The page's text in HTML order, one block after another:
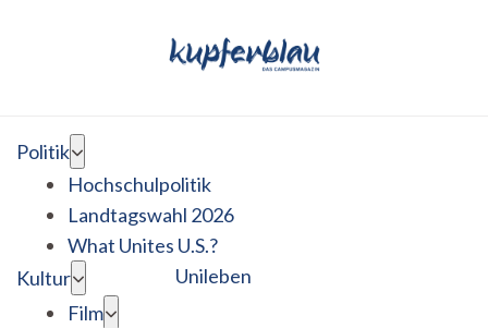
Politik
Hochschulpolitik
Landtagswahl 2026
What Unites U.S.?
Kultur
Film
Unileben